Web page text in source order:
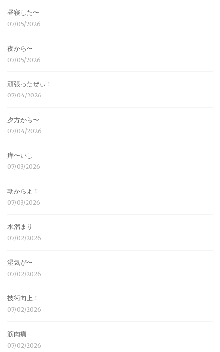
昼寝した〜
07/05/2026
夜から〜
07/05/2026
頑張ったぜぃ！
07/04/2026
夕方から〜
07/04/2026
痒〜いし
07/03/2026
朝からよ！
07/03/2026
水溜まり
07/02/2026
湿気が〜
07/02/2026
技術向上！
07/02/2026
筋肉痛
07/02/2026